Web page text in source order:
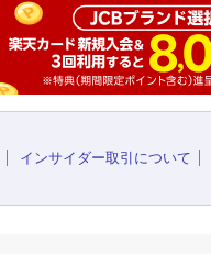
インサイダー取引について